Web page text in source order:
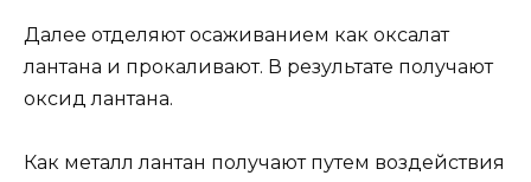
Далее отделяют осаживанием как оксалат
лантана и прокаливают. В результате получают
оксид лантана.
Как металл лантан получают путем воздействия